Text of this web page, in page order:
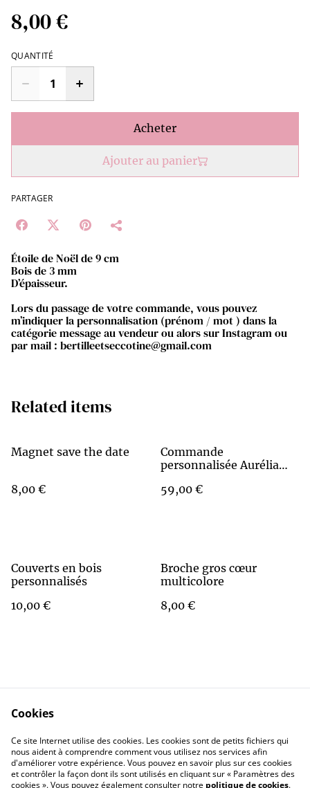
8,00 €
QUANTITÉ
Acheter
Ajouter au panier
PARTAGER
Étoile de Noël de 9 cm
Bois de 3 mm
D’épaisseur.
Lors du passage de votre commande, vous pouvez
m’indiquer la personnalisation (prénom / mot ) dans la
catégorie message au vendeur ou alors sur Instagram ou
par mail : bertilleetseccotine@gmail.com
Related items
Magnet save the date
8,00 €
Commande
personnalisée Aurélia
59,00 €
Couverts en bois
personnalisés
10,00 €
Broche gros cœur
multicolore
8,00 €
Contact Us
Legal Terms
Privacy Policy
Cookie Policy
Cookies
Ce site Internet utilise des cookies. Les cookies sont de petits fichiers qui
nous aident à comprendre comment vous utilisez nos services afin
d'améliorer votre expérience. Vous pouvez en savoir plus sur ces cookies
et contrôler la façon dont ils sont utilisés en cliquant sur « Paramètres des
cookies ». Vous pouvez également consulter notre politique de cookies.